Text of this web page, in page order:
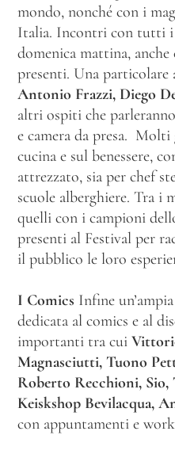
mondo, nonché con i
Italia. Incontri con tutti
domenica mattina,
presenti. Una particolare
Antonio Frazzi, Diego
altri ospiti che
e camera da presa.
cucina e sul benessere,
attrezzato, sia per chef
scuole alberghiere. Tra i
quelli con i campioni
presenti al Festival per
il pubblico le loro
I Comics Infine
dedicata al comics e al
importanti tra cui
Magnasciutti, Tuono
Roberto Recchioni,
Keiskshop Bevilacqua,
con appuntamenti e